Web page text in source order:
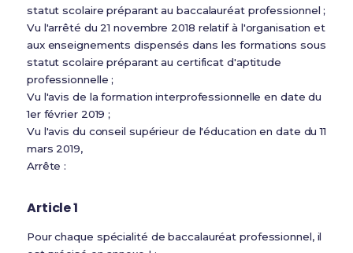
statut scolaire préparant au baccalauréat professionnel ;
Vu l'arrêté du 21 novembre 2018 relatif à l'organisation et
aux enseignements dispensés dans les formations sous
statut scolaire préparant au certificat d'aptitude
professionnelle ;
Vu l'avis de la formation interprofessionnelle en date du
1er février 2019 ;
Vu l'avis du conseil supérieur de l'éducation en date du 11
mars 2019,
Arrête :
Article 1
Pour chaque spécialité de baccalauréat professionnel, il